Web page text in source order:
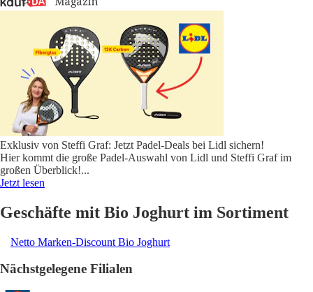
Exklusiv von Steffi Graf: Jetzt Padel-Deals bei Lidl sichern!
Hier kommt die große Padel-Auswahl von Lidl und Steffi Graf im
großen Überblick!...
Jetzt lesen
Geschäfte mit Bio Joghurt im Sortiment
Netto Marken-Discount Bio Joghurt
Nächstgelegene Filialen